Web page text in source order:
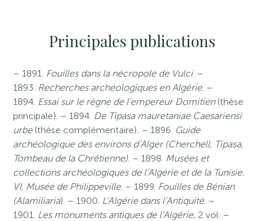
Principales publications
– 1891. Fouilles dans la nécropole de Vulci. –
1893. Recherches archéologiques en Algérie. –
1894. Essai sur le règne de l’empereur Domitien(thèse
principale). – 1894. De Tipasa mauretaniae Caesariensi
urbe (thèse complémentaire). – 1896. Guide
archéologique des environs d’Alger (Cherchell, Tipasa,
Tombeau de la Chrétienne). – 1898. Musées et
collections archéologiques de l’Algérie et de la Tunisie.
VI, Musée de Philippeville. – 1899. Fouilles de Bénian
(Alamiliaria). – 1900. L’Algérie dans l’Antiquité. –
1901. Les monuments antiques de l’Algérie, 2 vol. –